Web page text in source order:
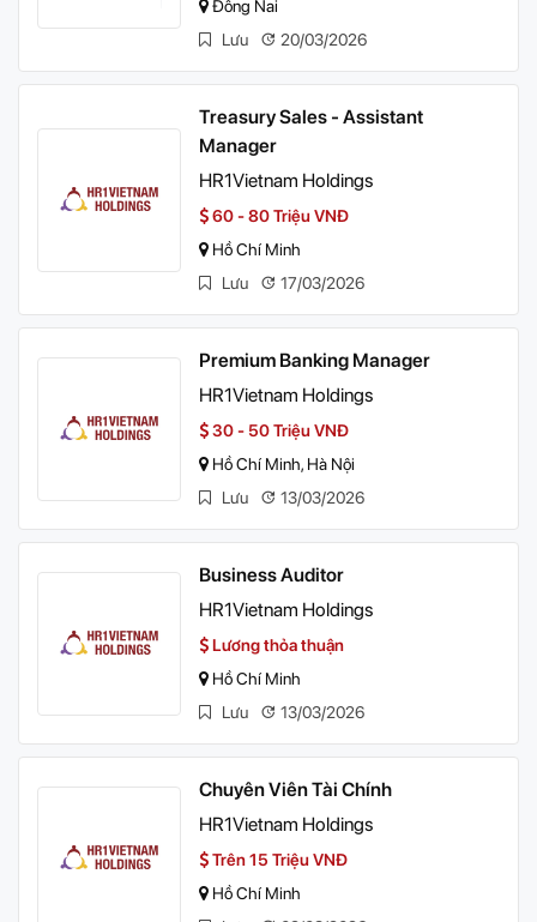
Đồng Nai
Lưu
20/03/2026
Treasury Sales - Assistant
Manager
HR1Vietnam Holdings
60 - 80 Triệu VNĐ
Hồ Chí Minh
Lưu
17/03/2026
Premium Banking Manager
HR1Vietnam Holdings
30 - 50 Triệu VNĐ
Hồ Chí Minh, Hà Nội
Lưu
13/03/2026
Business Auditor
HR1Vietnam Holdings
Lương thỏa thuận
Hồ Chí Minh
Lưu
13/03/2026
Chuyên Viên Tài Chính
HR1Vietnam Holdings
Trên 15 Triệu VNĐ
Hồ Chí Minh